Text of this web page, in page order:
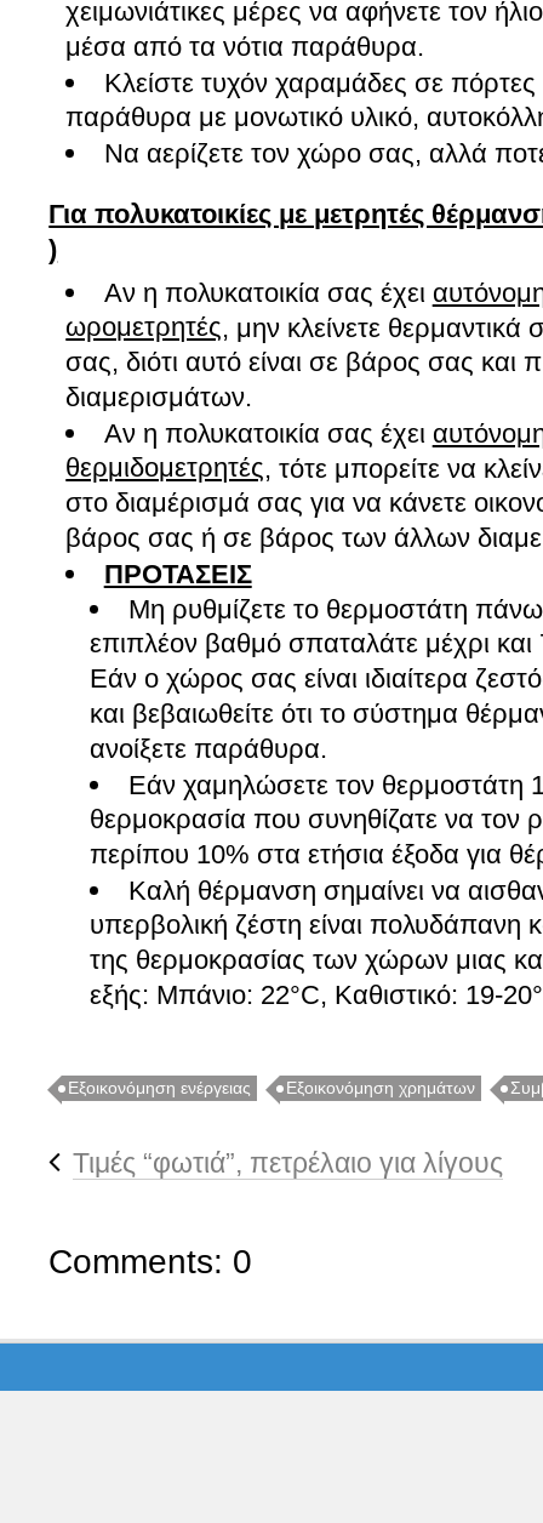
χειμωνιάτικες μέρες να αφήνετε τον
μέσα από τα νότια παράθυρα.
Κλείστε τυχόν χαραμάδες σε πόρτες
παράθυρα με μονωτικό υλικό,
Να αερίζετε τον χώρο σας, αλλά
Για πολυκατοικίες με μετρητές
)
Αν η πολυκατοικία σας έχει
ωρομετρητές, μην κλείνετε
σας, διότι αυτό είναι σε βάρος σας
διαμερισμάτων.
Αν η πολυκατοικία σας έχει
θερμιδομετρητές, τότε μπορείτε να
στο διαμέρισμά σας για να κάνετε
βάρος σας ή σε βάρος των άλλων
ΠΡΟΤΑΣΕΙΣ
Μη ρυθμίζετε το θερμοστάτη
επιπλέον βαθμό σπαταλάτε μέχρι
Εάν ο χώρος σας είναι ιδιαίτερα
και βεβαιωθείτε ότι το σύστημα
ανοίξετε παράθυρα.
Εάν χαμηλώσετε τον θερμοστάτη
θερμοκρασία που συνηθίζατε να τον
περίπου 10% στα ετήσια έξοδα για
Καλή θέρμανση σημαίνει να
υπερβολική ζέστη είναι πολυδάπανη
της θερμοκρασίας των χώρων μιας
εξής: Μπάνιο: 22°C, Καθιστικό: 19-
Εξοικονόμηση ενέργειας Εξοικονόμηση χρημάτων
Τιμές “φωτιά”, πετρέλαιο για λίγους
Comments: 0